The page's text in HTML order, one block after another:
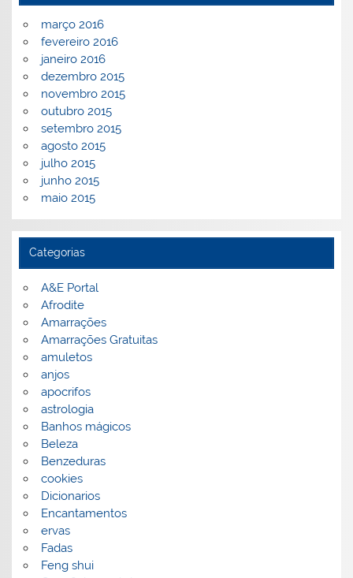
março 2016
fevereiro 2016
janeiro 2016
dezembro 2015
novembro 2015
outubro 2015
setembro 2015
agosto 2015
julho 2015
junho 2015
maio 2015
Categorias
A&E Portal
Afrodite
Amarrações
Amarrações Gratuitas
amuletos
anjos
apocrifos
astrologia
Banhos mágicos
Beleza
Benzeduras
cookies
Dicionarios
Encantamentos
ervas
Fadas
Feng shui